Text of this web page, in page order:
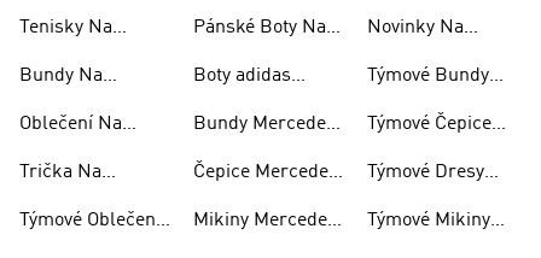
Tenisky Na
Bundy Na
Oblečení Na
Trička Na
Týmové Oblečení
Pánské Boty Na
Boty adidas
Motosport
Bundy Mercedes-
Čepice Mercedes-
Mikiny Mercedes-
Petronas F1
Novinky Na
Týmové Bundy
Týmové Čepice
Týmové Dresy
Týmové Mikiny